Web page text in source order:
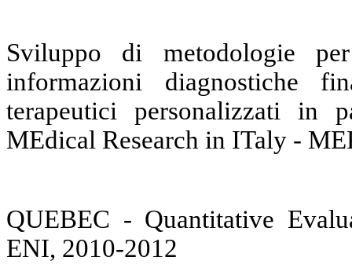
Sviluppo di metodologie
informazioni diagnostiche
terapeutici personalizzati in
MEdical Research in ITaly -
QUEBEC - Quantitative
ENI, 2010-2012